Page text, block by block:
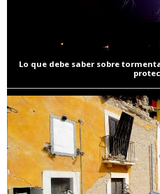
Lo que debe saber sobre